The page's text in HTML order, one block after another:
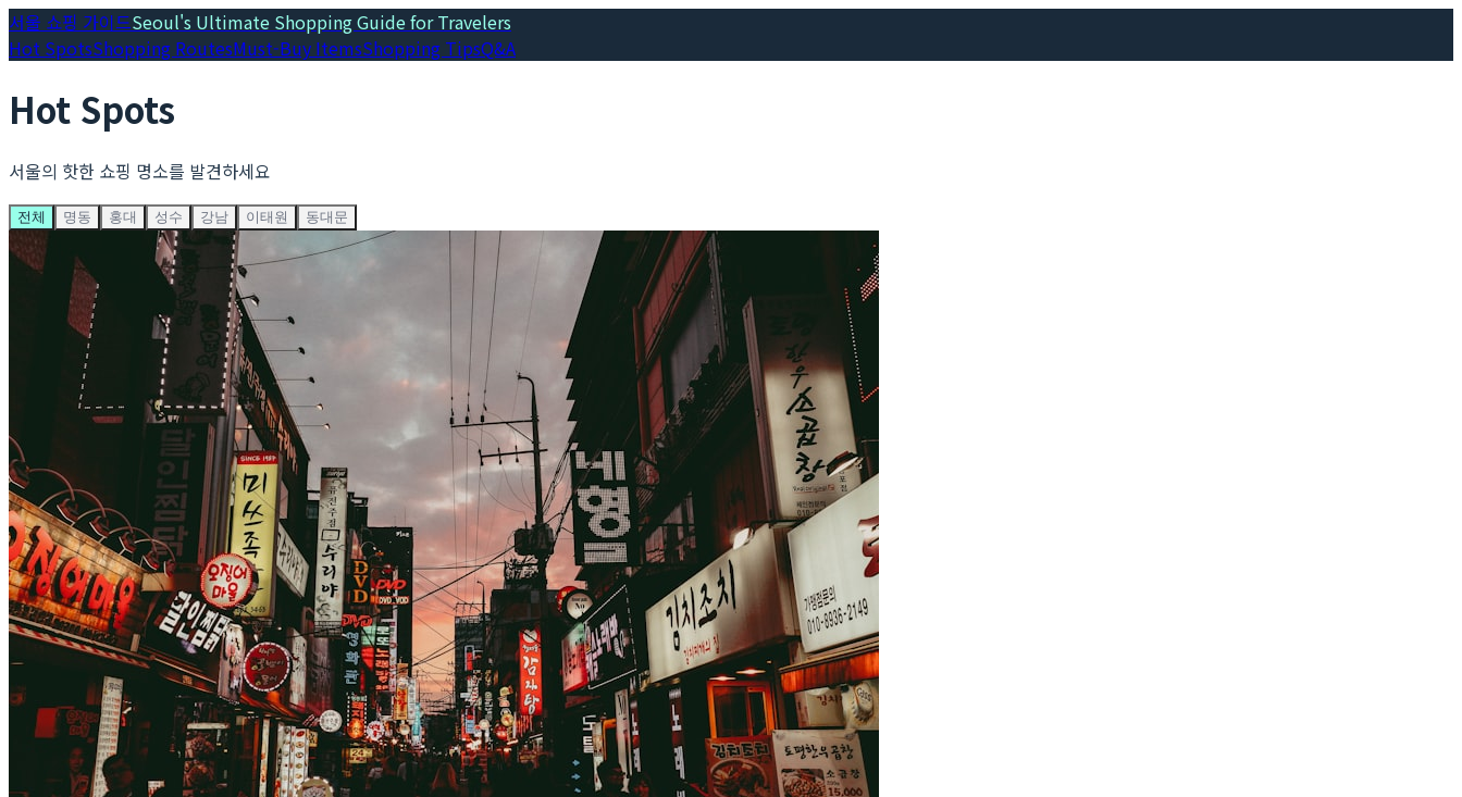
서울 쇼핑 가이드Seoul's Ultimate Shopping Guide for Travelers
Hot SpotsShopping RoutesMust-Buy ItemsShopping TipsQ&A
Hot Spots
서울의 핫한 쇼핑 명소를 발견하세요
전체 명동 홍대 성수 강남 이태원 동대문